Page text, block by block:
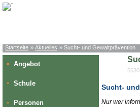
Startseite » Aktuelles » Sucht- und Gewaltprävention
» Angebot
» Schule
» Personen
Sucht-
Nur wer